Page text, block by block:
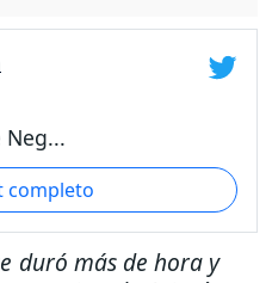
Neg...
completo
duró más de hora y